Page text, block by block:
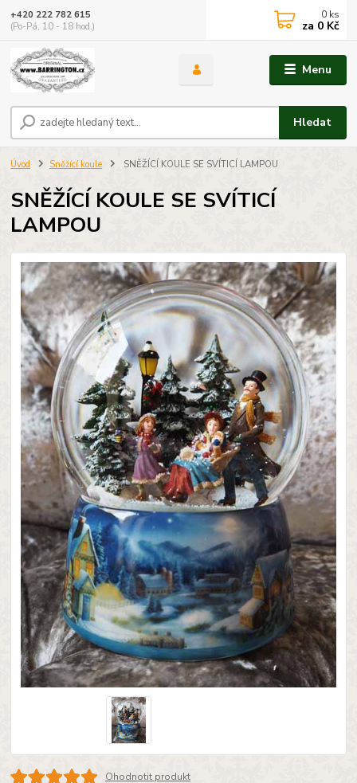
Menu
Hledat
+420 222 782 615
(Po-Pá, 10 - 18 hod.)
0 ks
za 0 Kč
Úvod Sněžící koule SNĚŽÍCÍ KOULE SE SVÍTICÍ LAMPOU
SNĚŽÍCÍ KOULE SE SVÍTICÍ
LAMPOU
Ohodnotit produkt